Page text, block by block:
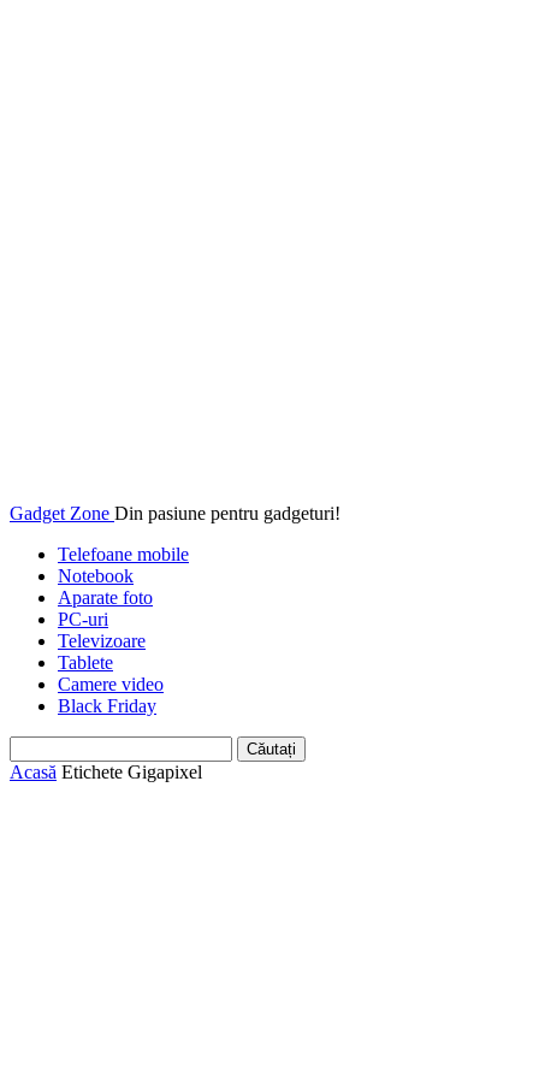
Gadget Zone Din pasiune pentru gadgeturi!
Telefoane mobile
Notebook
Aparate foto
PC-uri
Televizoare
Tablete
Camere video
Black Friday
Acasă Etichete Gigapixel